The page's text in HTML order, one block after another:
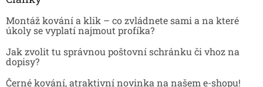
Montáž kování a klik – co zvládnete sami a na které
úkoly se vyplatí najmout profíka?
Jak zvolit tu správnou poštovní schránku či vhoz na
dopisy?
Černé kování, atraktivní novinka na našem e-shopu!